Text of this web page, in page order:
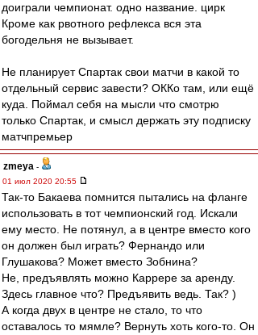
доиграли чемпионат. одно название. цирк
Кроме как рвотного рефлекса вся эта
богодельня не вызывает.
Не планирует Спартак свои матчи в какой то
отдельный сервис завести? ОККо там, или ещё
куда. Поймал себя на мысли что смотрю
только Спартак, и смысл держать эту подписку
матчпремьер
zmeya -
01 июл 2020 20:55
Так-то Бакаева помнится пытались на фланге
использовать в тот чемпионский год. Искали
ему место. Не потянул, а в центре вместо кого
он должен был играть? Фернандо или
Глушакова? Может вместо Зобнина?
Не, предъявлять можно Каррере за аренду.
Здесь главное что? Предъявить ведь. Так? )
А когда двух в центре не стало, то что
оставалось то мямле? Вернуть хоть кого-то. Он